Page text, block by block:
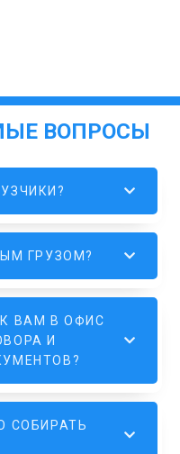
ВОПРОСЫ
ГРУЗОМ?
ВАМ В ОФИС
И
СОБИРАТЬ